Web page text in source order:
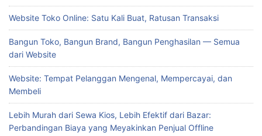
Website Toko Online: Satu Kali Buat, Ratusan Transaksi
Bangun Toko, Bangun Brand, Bangun Penghasilan — Semua
dari Website
Website: Tempat Pelanggan Mengenal, Mempercayai, dan
Membeli
Lebih Murah dari Sewa Kios, Lebih Efektif dari Bazar:
Perbandingan Biaya yang Meyakinkan Penjual Offline